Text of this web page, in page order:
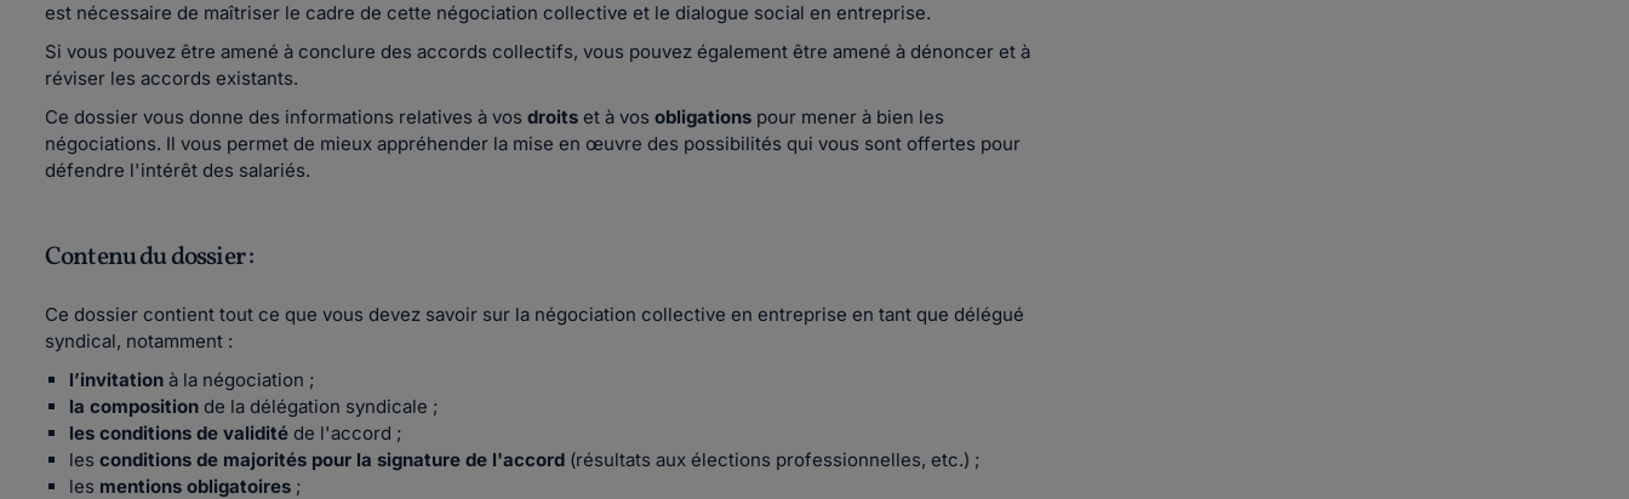
est nécessaire de maîtriser le cadre de cette négociation collective et le dialogue social en entreprise.
Si vous pouvez être amené à conclure des accords collectifs, vous pouvez également être amené à dénoncer et à
réviser les accords existants.
Ce dossier vous donne des informations relatives à vos droits et à vos obligations pour mener à bien les
négociations. Il vous permet de mieux appréhender la mise en œuvre des possibilités qui vous sont offertes pour
défendre l'intérêt des salariés.
Contenu du dossier :
Ce dossier contient tout ce que vous devez savoir sur la négociation collective en entreprise en tant que délégué
syndical, notamment :
l’invitation à la négociation ;
la composition de la délégation syndicale ;
les conditions de validité de l'accord ;
les conditions de majorités pour la signature de l'accord (résultats aux élections professionnelles, etc.) ;
les mentions obligatoires ;